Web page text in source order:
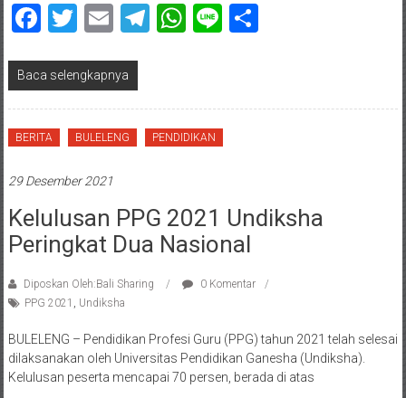
Facebook
Twitter
EmailTelegram
WhatsApp
LineShare
Baca selengkapnya
BERITA BULELENG PENDIDIKAN
29 Desember 2021
Kelulusan PPG 2021 Undiksha
Peringkat Dua Nasional
Diposkan Oleh:Bali Sharing
0 Komentar
PPG 2021 , Undiksha
BULELENG – Pendidikan Profesi Guru (PPG) tahun 2021 telah selesai
dilaksanakan oleh Universitas Pendidikan Ganesha (Undiksha).
Kelulusan peserta mencapai 70 persen, berada di atas